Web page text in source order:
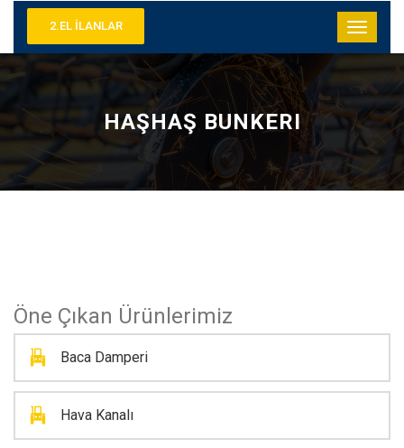
2.EL İLANLAR
HAŞHAŞ BUNKERI
Öne Çıkan Ürünlerimiz
Baca Damperi
Hava Kanalı